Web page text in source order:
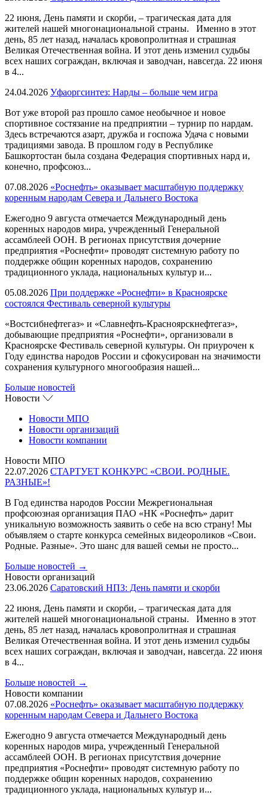
22 июня, День памяти и скорби, – трагическая дата для
жителей нашей многонациональной страны. Именно в этот
день, 85 лет назад, началась кровопролитная и страшная
Великая Отечественная война. И этот день изменил судьбы
всех наших сограждан, включая и заводчан, навсегда. 22 июня
в 4...
24.04.2026 Уфаоргсинтез: Нарды – больше чем игра
Вот уже второй раз прошло самое необычное и новое
спортивное состязание на предприятии – турнир по нардам.
Здесь встречаются азарт, дружба и госпожа Удача с новыми
традициями завода. В прошлом году в Республике
Башкортостан была создана Федерация спортивных нард и,
конечно, профсоюз...
07.08.2026 «Роснефть» оказывает масштабную поддержку
коренным народам Севера и Дальнего Востока
Ежегодно 9 августа отмечается Международный день
коренных народов мира, учрежденный Генеральной
ассамблеей ООН. В регионах присутствия дочерние
предприятия «Роснефти» проводят системную работу по
поддержке общин коренных народов, сохранению
традиционного уклада, национальных культур и...
05.08.2026 При поддержке «Роснефти» в Красноярске
состоялся Фестиваль северной культуры
«Востсибнефтегаз» и «Славнефть-Красноярскнефтегаз»,
добывающие предприятия «Роснефти», организовали в
Красноярске Фестиваль северной культуры. Он приурочен к
Году единства народов России и сфокусирован на значимости
сохранения культурного многообразия нашей...
Больше новостей
Новости
Новости МПО
Новости организаций
Новости компании
Новости МПО
22.07.2026 СТАРТУЕТ КОНКУРС «СВОИ. РОДНЫЕ.
РАЗНЫЕ»!
В Год единства народов России Межрегиональная
профсоюзная организация ПАО «НК «Роснефть» дарит
уникальную возможность заявить о себе на всю страну! Мы
объявляем о старте конкурса семейных видеороликов «Свои.
Родные. Разные». Это шанс для вашей семьи не просто...
Больше новостей →
Новости организаций
23.06.2026 Саратовский НПЗ: День памяти и скорби
22 июня, День памяти и скорби, – трагическая дата для
жителей нашей многонациональной страны. Именно в этот
день, 85 лет назад, началась кровопролитная и страшная
Великая Отечественная война. И этот день изменил судьбы
всех наших сограждан, включая и заводчан, навсегда. 22 июня
в 4...
Больше новостей →
Новости компании
07.08.2026 «Роснефть» оказывает масштабную поддержку
коренным народам Севера и Дальнего Востока
Ежегодно 9 августа отмечается Международный день
коренных народов мира, учрежденный Генеральной
ассамблеей ООН. В регионах присутствия дочерние
предприятия «Роснефти» проводят системную работу по
поддержке общин коренных народов, сохранению
традиционного уклада, национальных культур и...